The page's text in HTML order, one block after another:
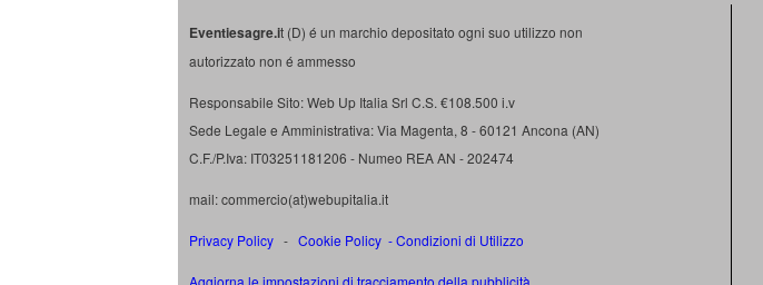
Eventiesagre.it (D) é un marchio depositato ogni suo utilizzo non
autorizzato non é ammesso
Responsabile Sito: Web Up Italia Srl C.S. €108.500 i.v
Sede Legale e Amministrativa: Via Magenta, 8 - 60121 Ancona (AN)
C.F./P.Iva: IT03251181206 - Numeo REA AN - 202474
mail: commercio(at)webupitalia.it
Privacy Policy - Cookie Policy -Condizioni di Utilizzo
Aggiorna le impostazioni di tracciamento della pubblicità